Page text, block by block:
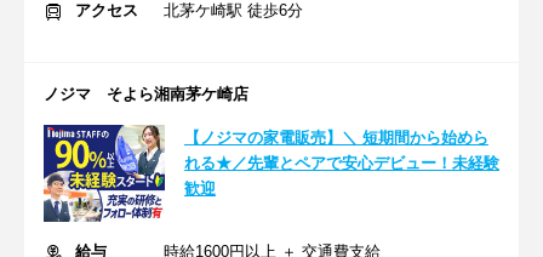
アクセス
北茅ケ崎駅 徒歩6分
ノジマ そよら湘南茅ケ崎店
【ノジマの家電販売】＼ 短期間から始めら
れる★／先輩とペアで安心デビュー！未経験
歓迎
給与
時給1600円以上 ＋ 交通費支給